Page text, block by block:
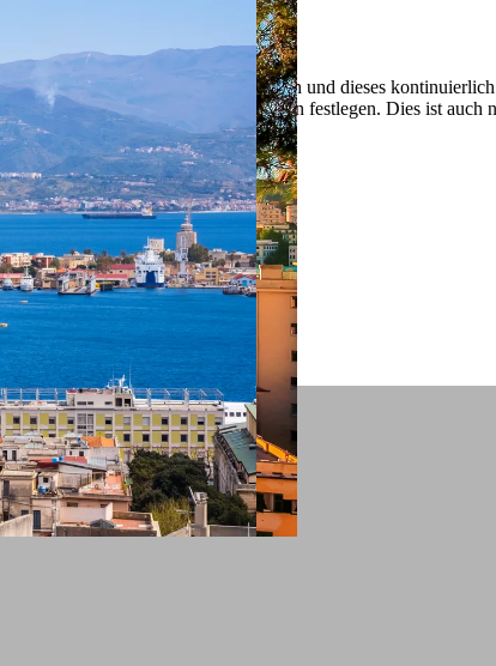
Nutzungserlebnis zu servieren und dieses
Sie Ihre persönlichen Präferenzen festlegen. Dies ist